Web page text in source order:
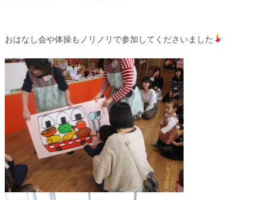
おはなし会や体操もノリノリで参加してくださいました